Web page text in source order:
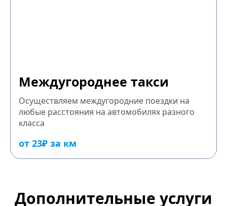
Междугороднее такси
Осуществляем междугородние поездки на
любые расстояния на автомобилях разного
класса
от 23₽ за км
Дополнительные услуги